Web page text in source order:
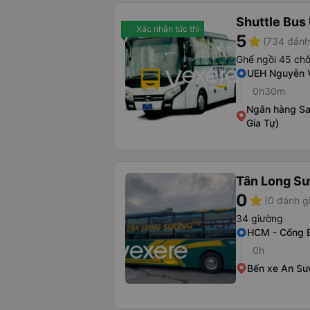
Xác nhận tức thì Shuttle Bus
5star (734
Ghế ngồi 45 chỗ
UEH Nguyễn
0h30m
Ngân hàng
Gia Tự)
Tân Long
0star (0 đánh
34 giường
HCM - Cổng
0h
Bến xe An